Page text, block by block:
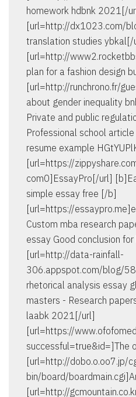
homework hdbnk 2021[/
[url=http://dx1023.com/
translation studies ybkal[/
[url=http://
plan for a fashion design
[url=http://runchrono.fr/
about gender inequality
Private and public
Professional school
resume example
[url=https://
com0]EssayPro[/url]
simple essay free [/b]
[url=https://
Custom mba research
essay Good conclusion
[url=http://data-rainfall-
306.appspot.com/blog/
rhetorical analysis essay
masters - Research
laabk 2021[/url]
[url=https://
successful=true&id=]The
[url=http://dobo.o.oo7.jp/
bin/board/
[url=http://